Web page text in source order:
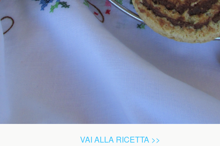
VAI ALLA RICETTA >>